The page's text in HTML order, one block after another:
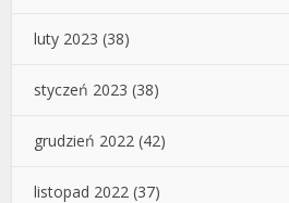
luty 2023 (38)
styczeń 2023 (38)
grudzień 2022 (42)
listopad 2022 (37)